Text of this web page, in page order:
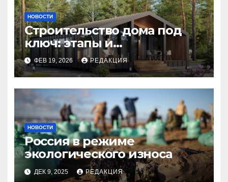
НОВОСТИ
Строительство дома под
ключ: этапы и
планирование бюджета
ФЕВ 19, 2026 РЕДАКЦИЯ
НОВОСТИ
Россия в режиме
экологического износа
ДЕК 9, 2025 РЕДАКЦИЯ